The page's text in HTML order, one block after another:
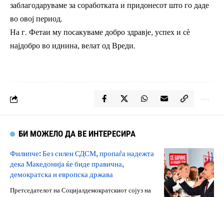
заблагодаруваме за соработката и придонесот што го даде
во овој период.
На г. Фетаи му посакуваме добро здравје, успех и сѐ
најдобро во иднина, велат од Вреди.
БИ МОЖЕЛО ДА ВЕ ИНТЕРЕСИРА
Филипче: Без силен СДСМ, пропаѓа надежта
дека Македонија ќе биде правична,
демократска и европска држава
Претседателот на Социјалдемократскиот сојуз на